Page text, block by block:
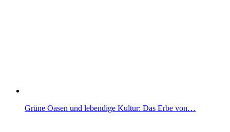
Grüne Oasen und lebendige Kultur: Das Erbe von…